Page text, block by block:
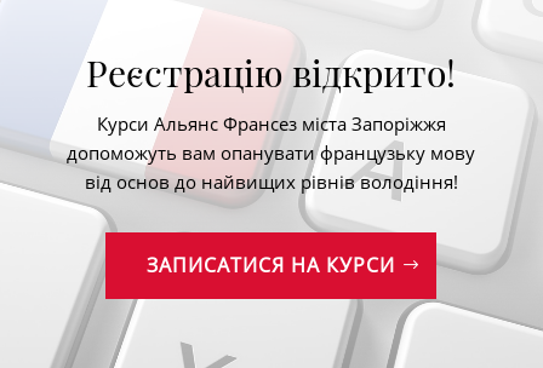
Реєстрацію відкрито!
Курси Альянс Франсез міста Запоріжжя
допоможуть вам опанувати французьку мову
від основ до найвищих рівнів володіння!
ЗАПИСАТИСЯ НА КУРСИ